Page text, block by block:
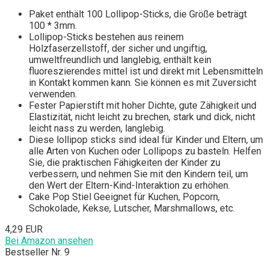
Paket enthält 100 Lollipop-Sticks, die Größe beträgt
100 * 3mm.
Lollipop-Sticks bestehen aus reinem
Holzfaserzellstoff, der sicher und ungiftig,
umweltfreundlich und langlebig, enthält kein
fluoreszierendes mittel ist und direkt mit Lebensmitteln
in Kontakt kommen kann. Sie können es mit Zuversicht
verwenden.
Fester Papierstift mit hoher Dichte, gute Zähigkeit und
Elastizität, nicht leicht zu brechen, stark und dick, nicht
leicht nass zu werden, langlebig.
Diese lollipop sticks sind ideal für Kinder und Eltern, um
alle Arten von Kuchen oder Lollipops zu basteln. Helfen
Sie, die praktischen Fähigkeiten der Kinder zu
verbessern, und nehmen Sie mit den Kindern teil, um
den Wert der Eltern-Kind-Interaktion zu erhöhen.
Cake Pop Stiel Geeignet für Kuchen, Popcorn,
Schokolade, Kekse, Lutscher, Marshmallows, etc.
4,29 EUR
Bei Amazon ansehen
Bestseller Nr. 9